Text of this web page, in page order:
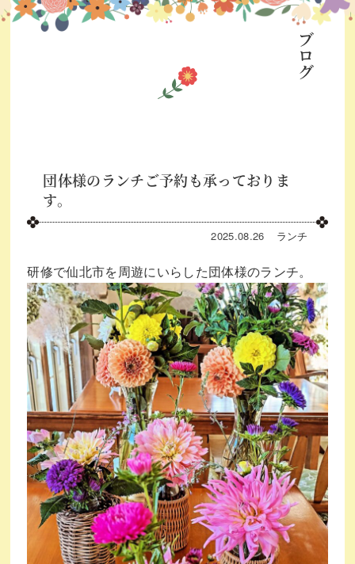
ブログ
団体様のランチご予約も承っておりま
す。
2025.08.26 ランチ
研修で仙北市を周遊にいらした団体様のランチ。